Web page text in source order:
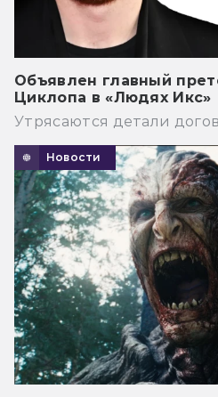
Объявлен главный
Циклопа в «Людях Икс»
Утрясаются детали
Новости